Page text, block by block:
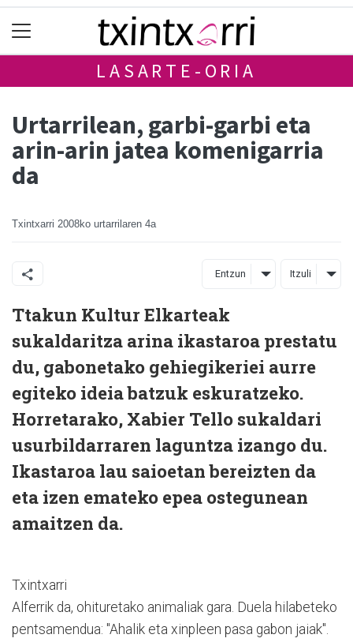
LASARTE-ORIA
Urtarrilean, garbi-garbi eta
arin-arin jatea komenigarria
da
Txintxarri 2008ko urtarrilaren 4a
Entzun Itzuli
Ttakun Kultur Elkarteak
sukaldaritza arina ikastaroa prestatu
du, gabonetako gehiegikeriei aurre
egiteko ideia batzuk eskuratzeko.
Horretarako, Xabier Tello sukaldari
usurbildarraren laguntza izango du.
Ikastaroa lau saioetan bereizten da
eta izen emateko epea ostegunean
amaitzen da.
Txintxarri
Alferrik da, ohituretako animaliak gara. Duela hilabeteko
pentsamendua: "Ahalik eta xinpleen pasa gabon jaiak".